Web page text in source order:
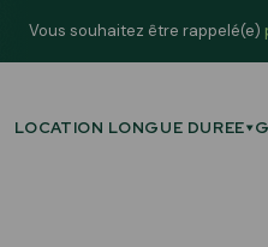
Vous souhaitez être rappelé(e)
LOCATION LONGUE DUREE